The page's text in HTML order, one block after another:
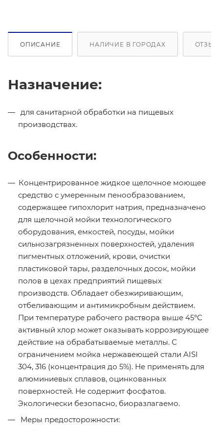
ОПИСАНИЕ НАЛИЧИЕ В ГОРОДАХ
Назначение:
для санитарной обработки на пищевых
производствах.
Особенности:
Концентрированное жидкое щелочное моющее
средство с умеренным пенообразованием,
содержащее гипохлорит натрия, предназначено
для щелочной мойки технологического
оборудования, емкостей, посуды, мойки
сильнозагрязненных поверхностей, удаления
пигментных отложений, крови, очистки
пластиковой тары, разделочных досок, мойки
полов в цехах предприятий пищевых
производств. Обладает обезжиривающим,
отбеливающим и антимикробным действием.
При температуре рабочего раствора выше 45°С
активный хлор может оказывать коррозирующее
действие на обрабатываемые металлы. С
ограничением мойка нержавеющей стали AISI
304, 316 (концентрация до 5%). Не применять для
алюминиевых сплавов, оцинкованных
поверхностей. Не содержит фосфатов.
Экологически безопасно, биоразлагаемо.
Меры предосторожности: